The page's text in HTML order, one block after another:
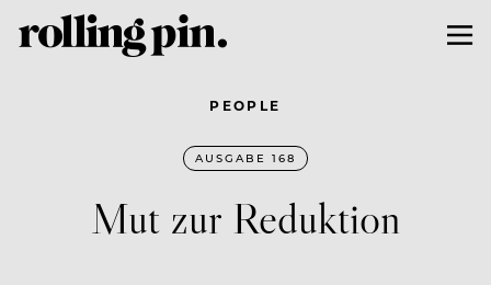
PEOPLE
AUSGABE 168
Mut zur Reduktion